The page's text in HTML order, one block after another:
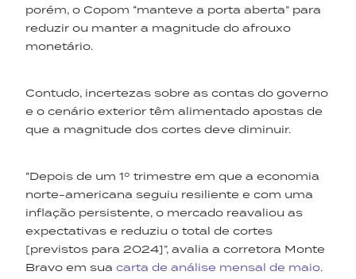
porém, o Copom “manteve a porta aberta” para
reduzir ou manter a magnitude do afrouxo
monetário.
Contudo, incertezas sobre as contas do governo
e o cenário exterior têm alimentado apostas de
que a magnitude dos cortes deve diminuir.
“Depois de um 1º trimestre em que a economia
norte-americana seguiu resiliente e com uma
inflação persistente, o mercado reavaliou as
expectativas e reduziu o total de cortes
[previstos para 2024]”, avalia a corretora Monte
Bravo em sua carta de análise mensal de maio.